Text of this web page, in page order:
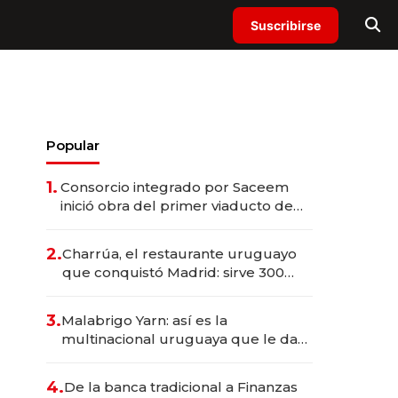
Suscribirse
Popular
1. Consorcio integrado por Saceem
inició obra del primer viaducto de
millones
2.Charrúa, el restaurante uruguayo
que conquistó Madrid: sirve 300
prepara apertura
3.Malabrigo Yarn: así es la
multinacional uruguaya que le da
4.De la banca tradicional a Finanzas